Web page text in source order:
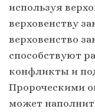
используя
верховенству
верховенство
способствуют
конфликты и
Пророческими
может